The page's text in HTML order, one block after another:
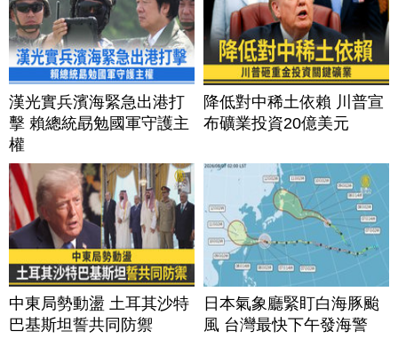
漢光實兵濱海緊急出港打
擊 賴總統勗勉國軍守護主
權
降低對中稀土依賴 川普宣
布礦業投資20億美元
中東局勢動盪 土耳其沙特
巴基斯坦誓共同防禦
日本氣象廳緊盯白海豚颱
風 台灣最快下午發海警